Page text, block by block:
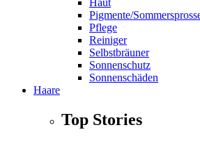
Haut
Pigmente/
Pflege
Reiniger
Selbstbräuner
Sonnenschutz
Sonnenschäden
Haare
Top Stories